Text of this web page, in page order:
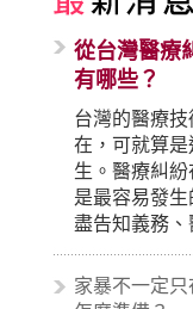
從台灣醫療
有哪些？
台灣的醫療
在，可就算
生。醫療糾
是最容易發
盡告知義務
顧失當、醫療
生與病患之
例中最後都走
家暴不一定